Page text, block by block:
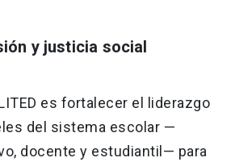
y justicia social
es fortalecer el liderazgo
del sistema escolar —
docente y estudiantil— para